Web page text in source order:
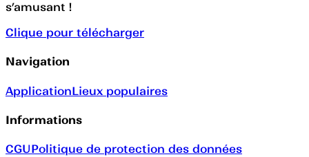
s’amusant !
Clique pour télécharger
Navigation
ApplicationLieux populaires
Informations
CGUPolitique de protection des données